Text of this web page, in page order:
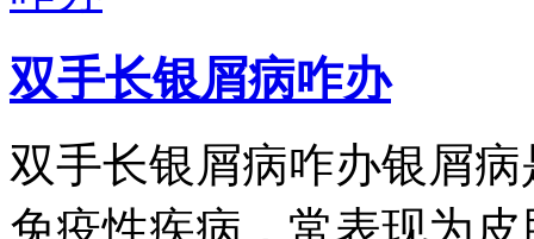
双手长银屑病咋办
双手长银屑病咋办银屑